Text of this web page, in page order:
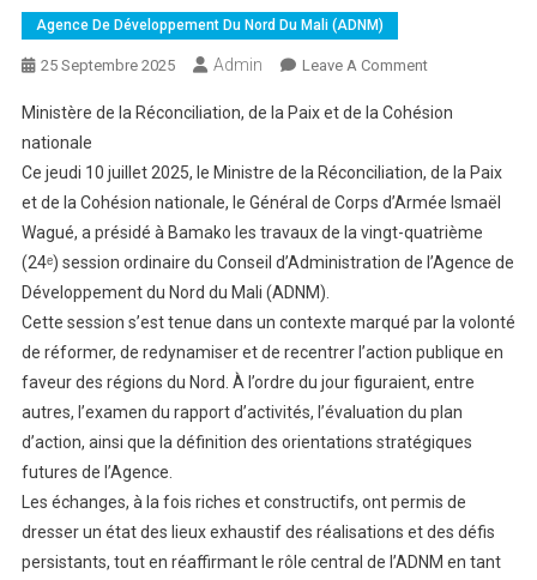
Agence De Développement Du Nord Du Mali (ADNM)
25 Septembre 2025 Admin Leave A CommentOn
De
Vingt-
Quatrième
(24ᵉ)
Session
Du
De
L’Agence
De
Du
Nord
Du
Ministère de la Réconciliation, de la Paix et de la Cohésion
nationale
Ce jeudi 10 juillet 2025, le Ministre de la Réconciliation, de la Paix
et de la Cohésion nationale, le Général de Corps d’Armée Ismaël
Wagué, a présidé à Bamako les travaux de la vingt-quatrième
(24ᵉ) session ordinaire du Conseil d’Administration de l’Agence de
Développement du Nord du Mali (ADNM).
Cette session s’est tenue dans un contexte marqué par la volonté
de réformer, de redynamiser et de recentrer l’action publique en
faveur des régions du Nord. À l’ordre du jour figuraient, entre
autres, l’examen du rapport d’activités, l’évaluation du plan
d’action, ainsi que la définition des orientations stratégiques
futures de l’Agence.
Les échanges, à la fois riches et constructifs, ont permis de
dresser un état des lieux exhaustif des réalisations et des défis
persistants, tout en réaffirmant le rôle central de l’ADNM en tant